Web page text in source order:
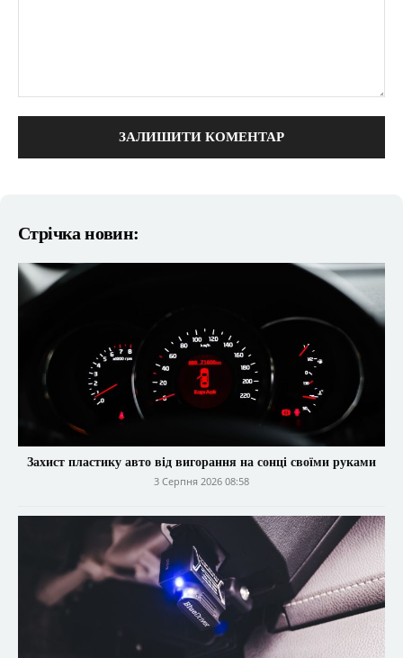
Стрічка новин:
Захист пластику авто від вигорання на сонці своїми руками
3 Серпня 2026 08:58